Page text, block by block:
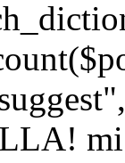
mi